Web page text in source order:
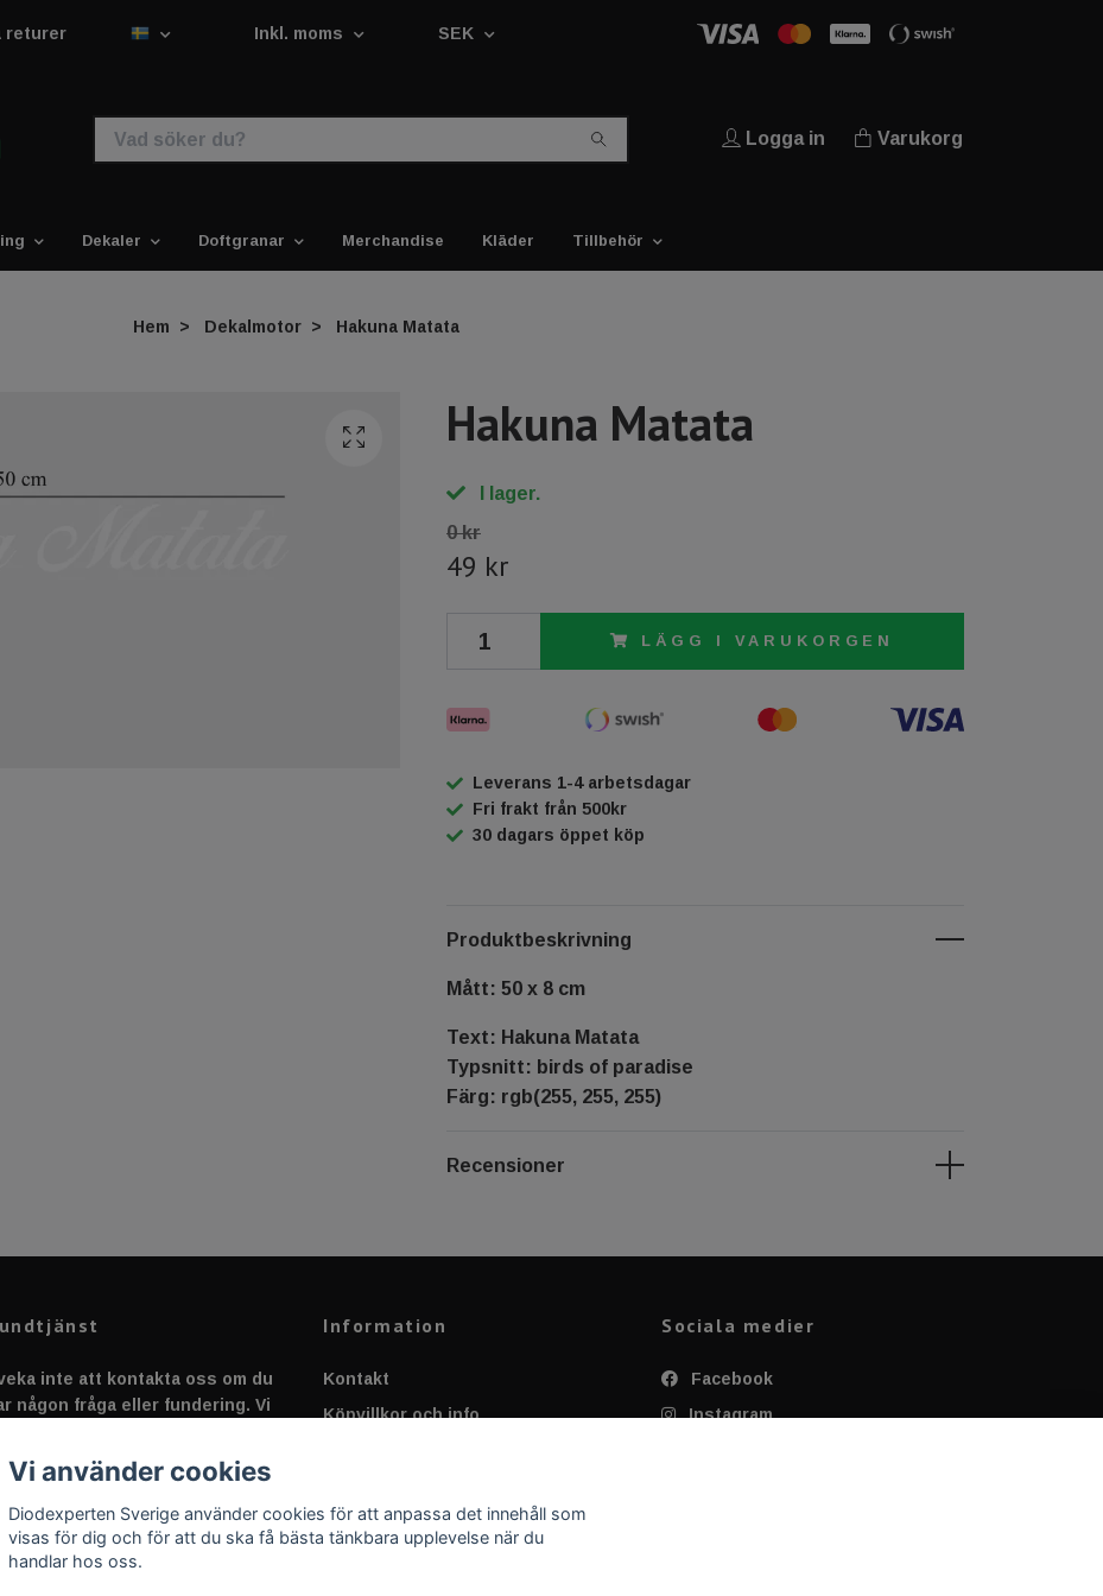
returer Inkl. moms SEK
Logga in Varukorg
Dekaler Doftgranar Merchandise Kläder Tillbehör
Hem Dekalmotor Hakuna Matata
Hakuna Matata
I lager.
0 kr
49 kr
LÄGG I VARUKORGEN
Leverans 1-4 arbetsdagar
Fri frakt från 500kr
30 dagars öppet köp
Produktbeskrivning
Mått: 50 x 8 cm
Text: Hakuna Matata
Typsnitt: birds of paradise
Färg: rgb(255, 255, 255)
Recensioner
inte att kontakta oss om du
någon fråga eller fundering. Vi
Information
Kontakt
Köpvillkor och info
Applicering av Dekal
Sociala medier
Facebook
Instagram
Vi använder cookies
Diodexperten Sverige använder cookies för att anpassa det innehåll som
visas för dig och för att du ska få bästa tänkbara upplevelse när du
handlar hos oss.